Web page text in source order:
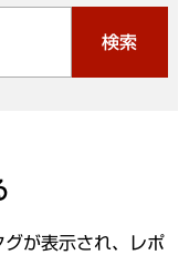
検索
が表示され、レポ